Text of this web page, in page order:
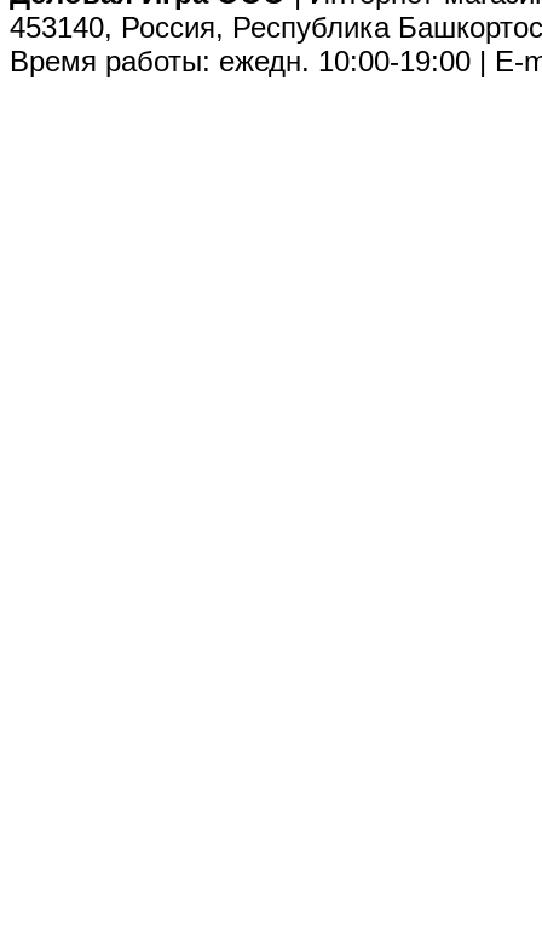
453140, Россия, Республика
Время работы: ежедн. 10:00-19:00 | E-